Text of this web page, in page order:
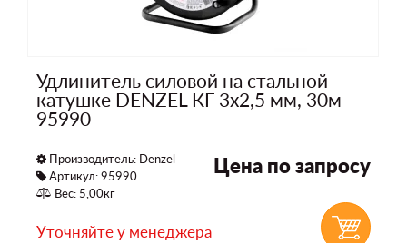
Удлинитель силовой на стальной
катушке DENZEL КГ 3х2,5 мм, 30м
95990
Производитель: Denzel
Артикул: 95990
Вес: 5,00кг
Цена по запросу
Уточняйте у менеджера